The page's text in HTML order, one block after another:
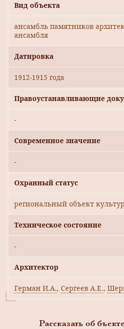
Вид объекта
ансамбль памятников
ансамбля
Датировка
1912-1915 года
Правоустанавливающие
-
Современное значение
-
Охранный статус
региональный объект
Техническое состояние
-
Архитектор
Герман И.А., Сергеев А.Е.,
Рассказать об бъекте